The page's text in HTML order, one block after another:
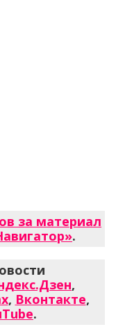
за материал
.
,
, Вконтакте,
.